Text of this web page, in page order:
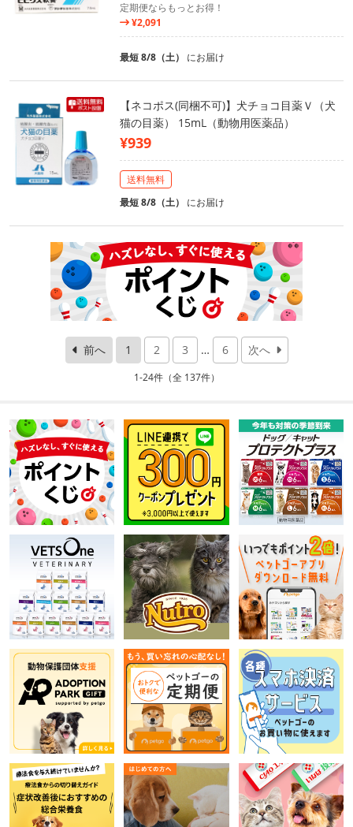
定期便ならもっとお得！
¥2,091
最短 8/8（土） にお届け
【ネコポス(同梱不可)】犬チョコ目薬Ｖ（犬
猫の目薬） 15mL（動物用医薬品）
¥939
送料無料
最短 8/8（土） にお届け
前へ 1 2 3 … 6 次へ
1-24件（全 137件）